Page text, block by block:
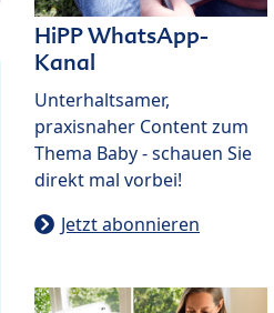
HiPP WhatsApp-
Kanal
Unterhaltsamer,
praxisnaher Content zum
Thema Baby - schauen Sie
direkt mal vorbei!
Jetzt abonnieren